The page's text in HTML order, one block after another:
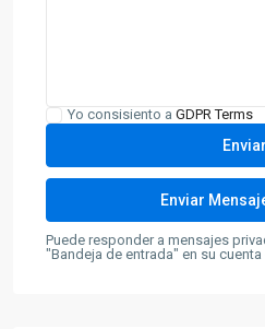
Yo consisiento a GDPR Terms
Puede responder a mensajes
"Bandeja de entrada" en su